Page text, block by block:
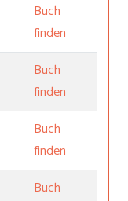
Buch
finden
Buch
finden
Buch
finden
Buch